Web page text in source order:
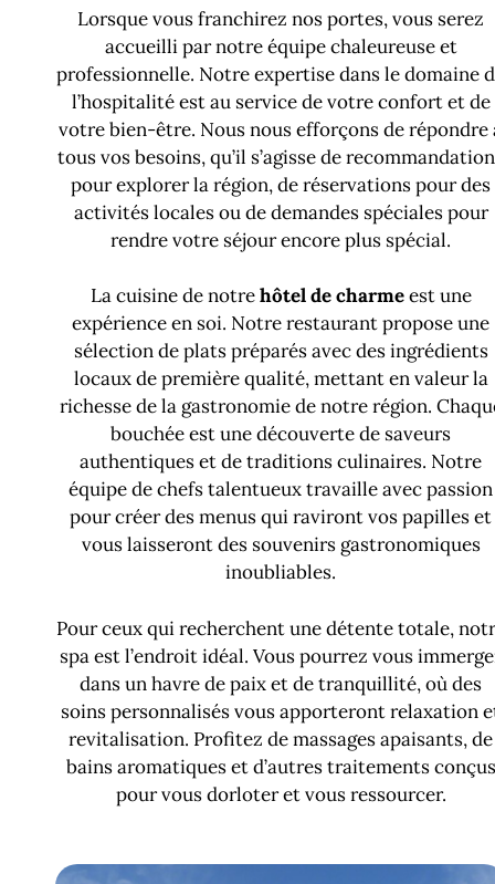
Lorsque vous franchirez nos portes, vous serez
accueilli par notre équipe chaleureuse et
professionnelle. Notre expertise dans le domaine
l’hospitalité est au service de votre confort et de
votre bien-être. Nous nous efforçons de répondre
tous vos besoins, qu’il s’agisse de
pour explorer la région, de réservations pour des
activités locales ou de demandes spéciales pour
rendre votre séjour encore plus spécial.
La cuisine de notrehôtel de charmeest une
expérience en soi. Notre restaurant propose une
sélection de plats préparés avec des ingrédients
locaux de première qualité, mettant en valeur la
richesse de la gastronomie de notre région.
bouchée est une découverte de saveurs
authentiques et de traditions culinaires. Notre
équipe de chefs talentueux travaille avec passion
pour créer des menus qui raviront vos papilles et
vous laisseront des souvenirs gastronomiques
inoubliables.
Pour ceux qui recherchent une détente totale,
spa est l’endroit idéal. Vous pourrez vous
dans un havre de paix et de tranquillité, où des
soins personnalisés vous apporteront relaxation
revitalisation. Profitez de massages apaisants, de
bains aromatiques et d’autres traitements conçus
pour vous dorloter et vous ressourcer.